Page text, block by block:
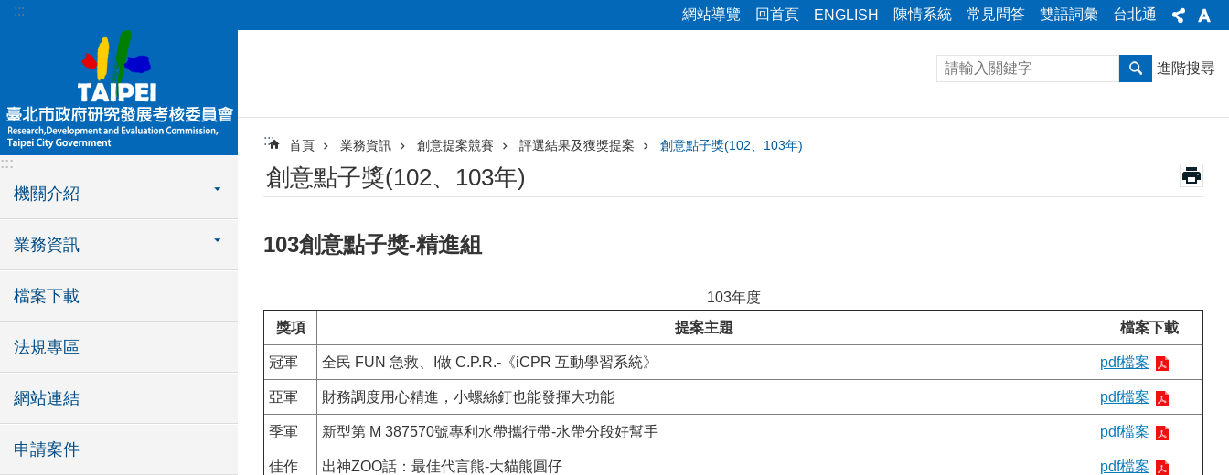
跳到主要內容區塊
::: 網站導覽 回首頁 ENGLISH 陳情系統 常見問答 雙語詞彙 台北通
:::
機關介紹
業務資訊
檔案下載
法規專區
網站連結
申請案件
進階搜尋
::: 首頁 業務資訊 創意提案競賽 評選結果及獲獎提案 創意點子獎(102、103年)
創意點子獎(102、103年)
103創意點子獎-精進組
103年度
獎項
提案主題 檔案下載
冠軍 全民 FUN 急救、I做 C.P.R.-《iCPR 互動學習系統》 pdf檔案
亞軍 財務調度用心精進，小螺絲釘也能發揮大功能 pdf檔案
季軍 新型第 M 387570號專利水帶攜行帶-水帶分段好幫手 pdf檔案
佳作 出神ZOO話：最佳代言熊-大貓熊圓仔 pdf檔案